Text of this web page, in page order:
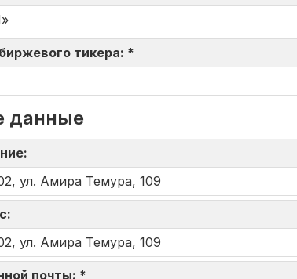
тикера: *
данные
ул. Амира Темура, 109
ул. Амира Темура, 109
почты: *